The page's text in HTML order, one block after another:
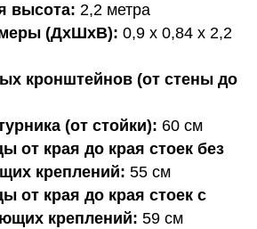
высота: 2,2 метра
(ДхШхВ): 0,9 х 0,84 х 2,2
кронштейнов (от стены до
(от стойки): 60 см
от края до края стоек без
креплений: 55 см
от края до края стоек с
креплений: 59 см